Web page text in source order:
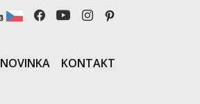
NOVINKA KONTAKT